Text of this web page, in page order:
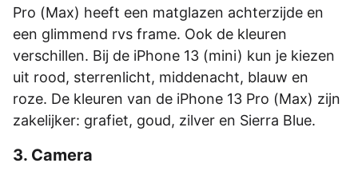
Pro (Max) heeft een matglazen achterzijde en
een glimmend rvs frame. Ook de kleuren
verschillen. Bij de iPhone 13 (mini) kun je kiezen
uit rood, sterrenlicht, middenacht, blauw en
roze. De kleuren van de iPhone 13 Pro (Max) zijn
zakelijker: grafiet, goud, zilver en Sierra Blue.
3. Camera